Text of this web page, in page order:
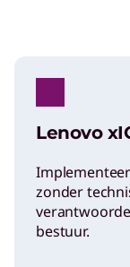
Lenovo
zonder
bestuur.